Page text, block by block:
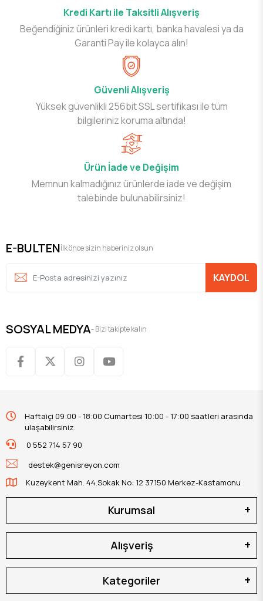
Kredi Kartı ile Taksitli Alışveriş
Beğendiğiniz ürünleri kredi kartı, banka havalesi ya da
Garanti Pay ile kolayca alın!
Güvenli Alışveriş
Yüksek güvenlikli 256bit SSL sertifikası ile tüm
bilgileriniz koruma altında!
Ürün İade ve Değişim
Memnun kalmadığınız ürünlerde iade ve değişim
talebinde bulunabilirsiniz!
E-BULTENİlk önce sizin haberiniz olsun
KAYDOL
SOSYAL MEDYA- Bizi takipte kalın
Haftaiçi 09:00 - 18:00 Cumartesi 10:00 - 17:00 saatleri arasında
ulaşabilirsiniz.
0 552 714 57 90
destek@genisreyon.com
Kuzeykent Mah. 44.Sokak No: 12 37150 Merkez-Kastamonu
Kurumsal
Alışveriş
Kategoriler